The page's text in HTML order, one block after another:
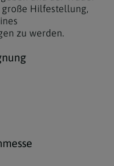
große Hilfestellung,
zu werden.